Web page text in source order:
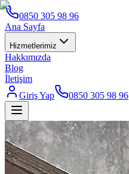
0850 305 98 96
Ana Sayfa
Hizmetlerimiz
Hakkımızda
Blog
İletişim
Giriş Yap
0850 305 98 96